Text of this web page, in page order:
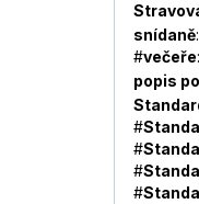
snídaně
#večeře
popis
#
#
#
#